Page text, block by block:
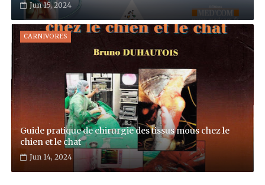
Jun 15, 2024
CARNIVORES
Guide pratique de chirurgie des tissus mous chez le
chien et le chat
Jun 14, 2024